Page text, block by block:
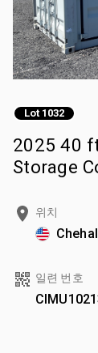
Lot 1032
2025 40
Storage
위치
일련 번호